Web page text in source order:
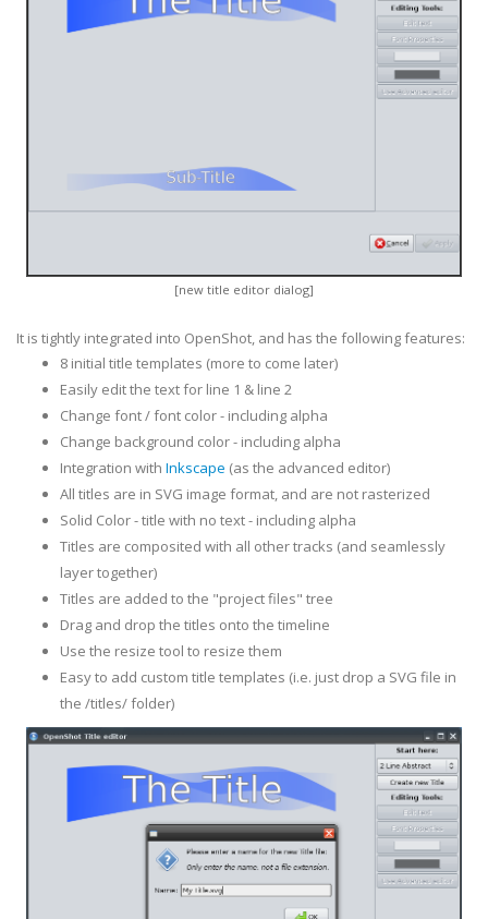
[new title editor dialog]
It is tightly integrated into OpenShot, and has the following features:
8 initial title templates (more to come later)
Easily edit the text for line 1 & line 2
Change font / font color - including alpha
Change background color - including alpha
Integration with Inkscape (as the advanced editor)
All titles are in SVG image format, and are not rasterized
Solid Color - title with no text - including alpha
Titles are composited with all other tracks (and seamlessly
layer together)
Titles are added to the "project files" tree
Drag and drop the titles onto the timeline
Use the resize tool to resize them
Easy to add custom title templates (i.e. just drop a SVG file in
the /titles/ folder)